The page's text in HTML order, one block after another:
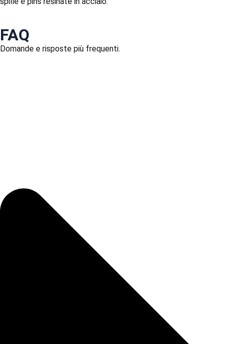
FAQ
Domande e risposte più frequenti.